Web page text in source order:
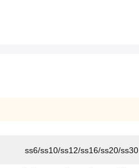
ss6/ss10/ss12/ss16/ss20/ss30